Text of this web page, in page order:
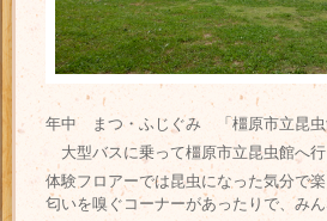
年中 まつ・ふじぐみ 「橿原市立昆虫
大型バスに乗って橿原市立昆虫館へ行
体験フロアーでは昆虫になった気分で楽
匂いを嗅ぐコーナーがあったりで、み